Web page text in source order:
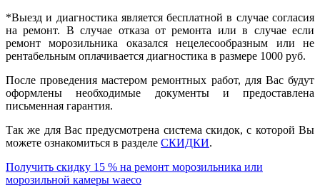
*Выезд и диагностика является бесплатной в случае согласия
на ремонт. В случае отказа от ремонта или в случае если
ремонт морозильника оказался нецелесообразным или не
рентабельным оплачивается диагностика в размере 1000 руб.
После проведения мастером ремонтных работ, для Вас будут
оформлены необходимые документы и предоставлена
письменная гарантия.
Так же для Вас предусмотрена система скидок, с которой Вы
можете ознакомиться в разделе СКИДКИ.
Получить скидку 15 % на ремонт морозильника или
морозильной камеры waeco